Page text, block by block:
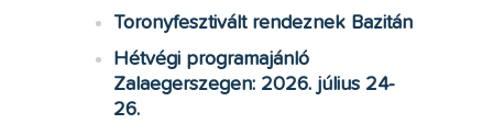
Toronyfesztivált rendeznek Bazitán
Hétvégi programajánló
Zalaegerszegen: 2026. július 24-
26.